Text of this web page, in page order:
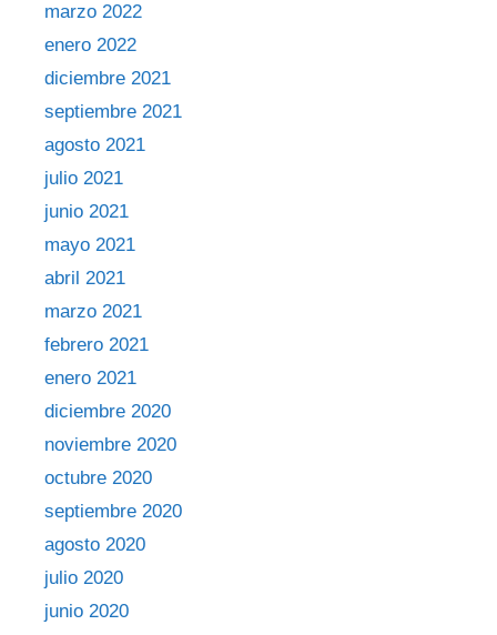
marzo 2022
enero 2022
diciembre 2021
septiembre 2021
agosto 2021
julio 2021
junio 2021
mayo 2021
abril 2021
marzo 2021
febrero 2021
enero 2021
diciembre 2020
noviembre 2020
octubre 2020
septiembre 2020
agosto 2020
julio 2020
junio 2020